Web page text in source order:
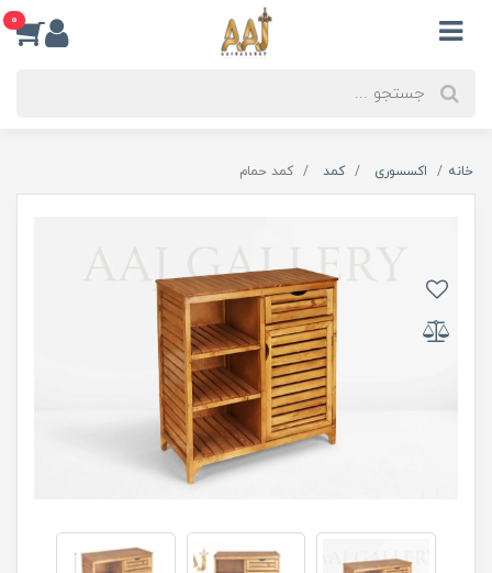
0
خانه اکسسوری کمد کمد حمام